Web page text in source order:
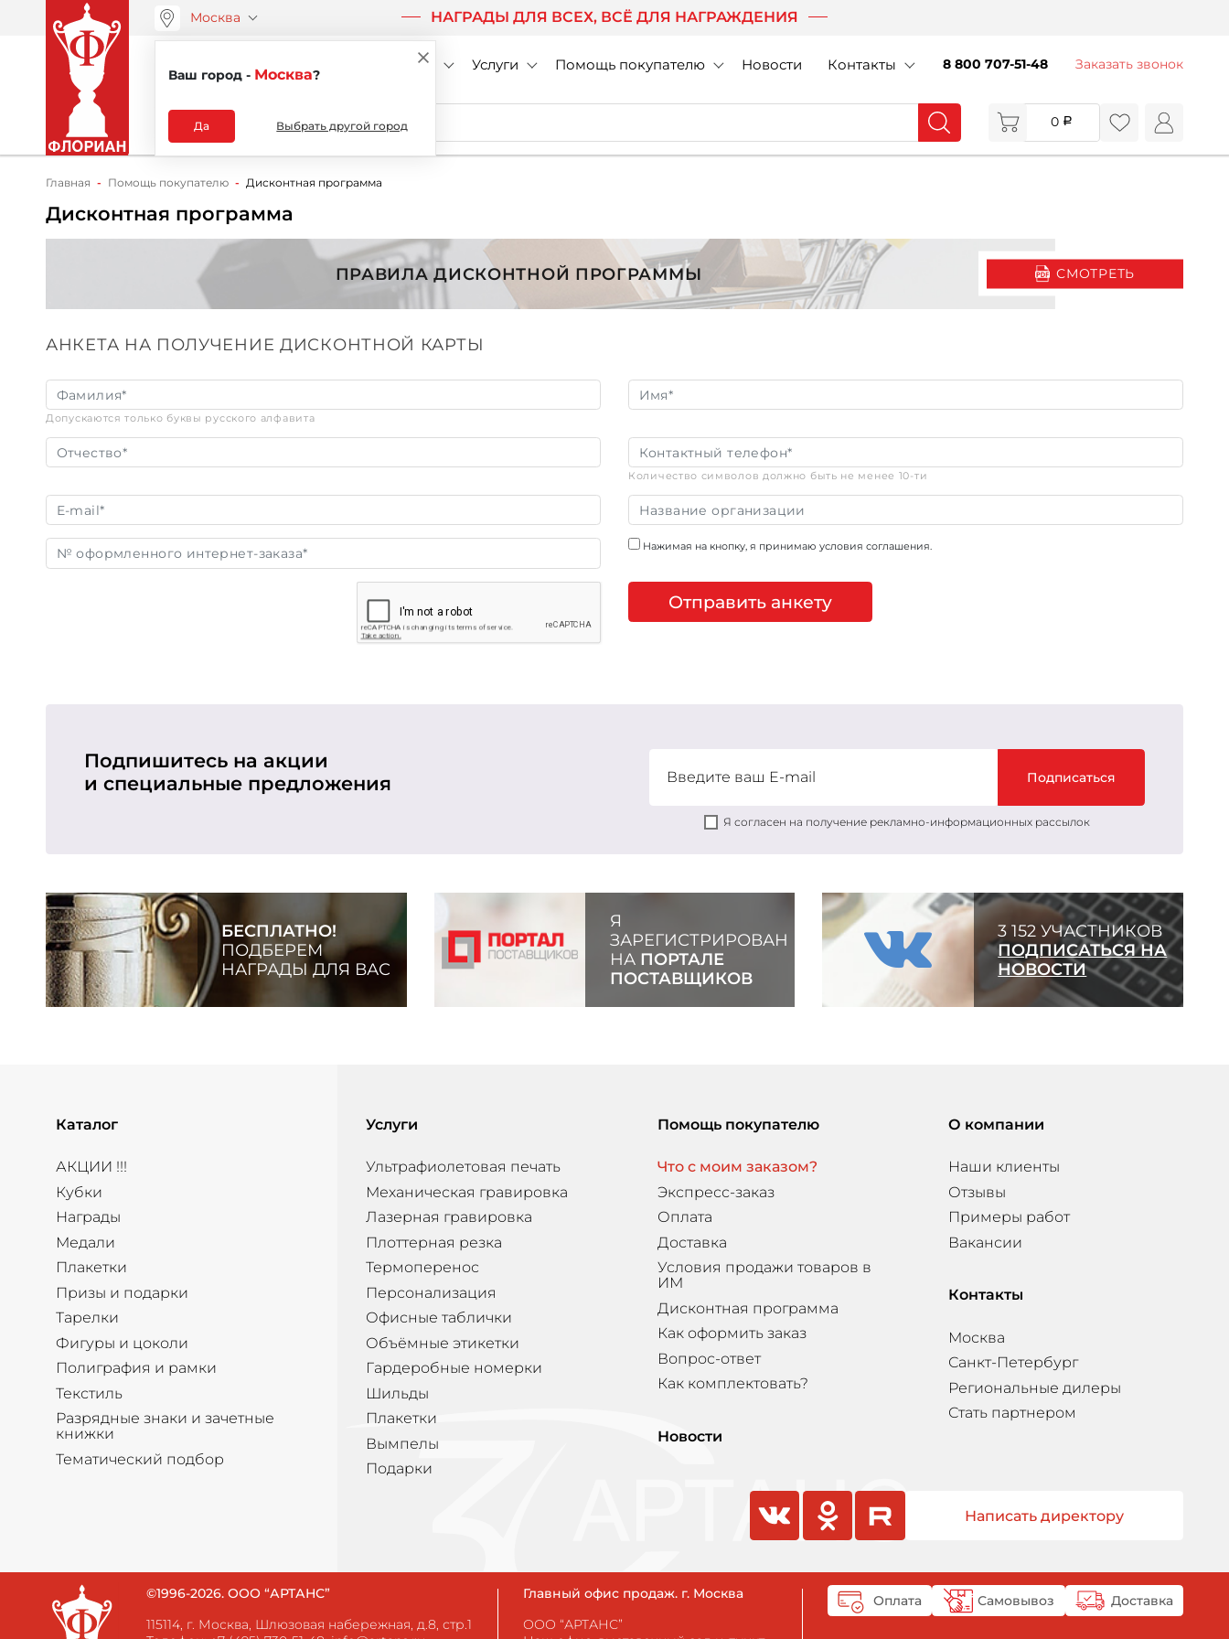
Москва
Ваш город - Москва?
Да Выбрать другой город
НАГРАДЫ ДЛЯ ВСЕХ, ВСЁ ДЛЯ НАГРАЖДЕНИЯ
+7 (495) 730-51-48 О компании Услуги Помощь покупателю Новости Контакты 8 800 707-51-48 Заказать звонок
Каталог 0
Главная Помощь покупателю Дисконтная программа
Дисконтная программа
ПРАВИЛА ДИСКОНТНОЙ ПРОГРАММЫ СМОТРЕТЬ
АНКЕТА НА ПОЛУЧЕНИЕ ДИСКОНТНОЙ КАРТЫ
Допускаются только буквы русского алфавита
Количество символов должно быть не менее 10-ти
Нажимая на кнопку, я принимаю условия соглашения.
Отправить анкету
Подпишитесь на акции
и специальные предложения
Подписаться
Я согласен на получение рекламно-информационных рассылок
БЕСПЛАТНО!
ПОДБЕРЕМ
НАГРАДЫ ДЛЯ ВАС
Я
ЗАРЕГИСТРИРОВАН
НА ПОРТАЛЕ
ПОСТАВЩИКОВ
3 152 УЧАСТНИКОВ
ПОДПИСАТЬСЯ НА
НОВОСТИ
Каталог
АКЦИИ !!!
Кубки
Награды
Медали
Плакетки
Призы и подарки
Тарелки
Фигуры и цоколи
Полиграфия и рамки
Текстиль
Разрядные знаки и зачетные
книжки
Тематический подбор
Услуги
Ультрафиолетовая печать
Механическая гравировка
Лазерная гравировка
Плоттерная резка
Термоперенос
Персонализация
Офисные таблички
Объёмные этикетки
Гардеробные номерки
Шильды
Плакетки
Вымпелы
Подарки
Помощь покупателю
Что с моим заказом?
Экспресс-заказ
Оплата
Доставка
Условия продажи товаров в
ИМ
Дисконтная программа
Как оформить заказ
Вопрос-ответ
Как комплектовать?
Новости
О компании
Наши клиенты
Отзывы
Примеры работ
Вакансии
Контакты
Москва
Санкт-Петербург
Региональные дилеры
Стать партнером
vkontakteodnoklasniki rutube
Написать директору
©1996-2026. ООО “АРТАНС”
115114, г. Москва, Шлюзовая набережная, д.8, стр.1
Главный офис продаж. г. Москва
ООО “АРТАНС”
Оплата Самовывоз Доставка